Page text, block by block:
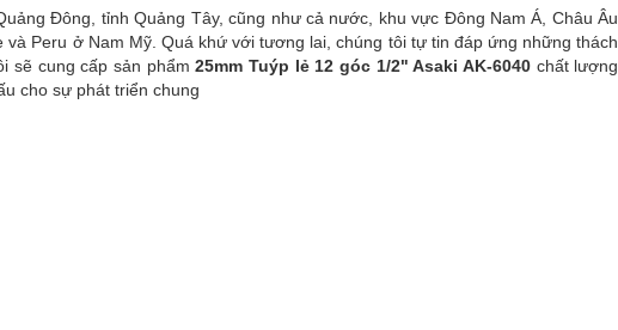
Đông, tỉnh Quảng Tây, cũng như cả nước, khu vực Đông Nam Á, Châu Âu
và Peru ở Nam Mỹ. Quá khứ với tương lai, chúng tôi tự tin đáp ứng những thách
sẽ cung cấp sản phẩm25mm Tuýp lẻ 12 góc 1/2" Asaki AK-6040chất lượng
cho sự phát triển chung